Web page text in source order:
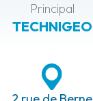
Principal
TECHNIGEO